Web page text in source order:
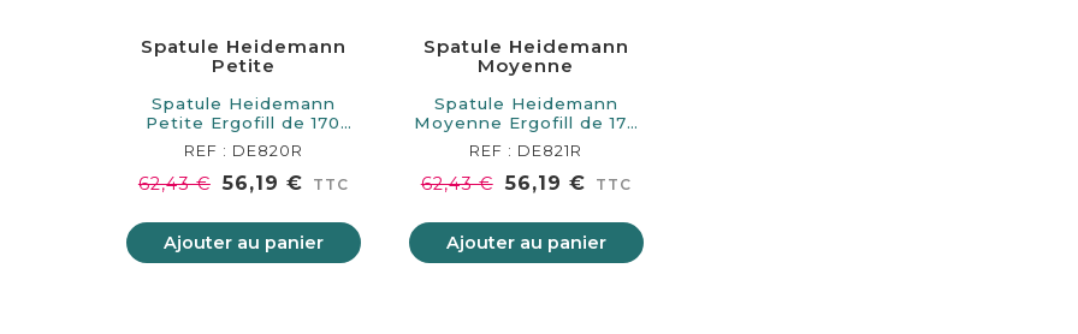
Spatule Heidemann
Petite
Spatule Heidemann
Petite Ergofill de 170
mm de longueur.…
REF : DE820R
62,43 € 56,19 € TTC
Ajouter au panier
Spatule Heidemann
Moyenne
Spatule Heidemann
Moyenne Ergofill de 170
mm de longueur.…
REF : DE821R
62,43 € 56,19 € TTC
Ajouter au panier